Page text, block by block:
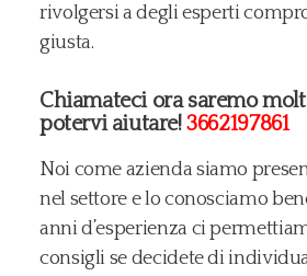
rivolgersi a degli esperti
giusta.
Chiamateci ora saremo
potervi aiutare!3662197861
Noi come azienda siamo
nel settore e lo conosciamo
anni d’esperienza ci
consigli se decidete di